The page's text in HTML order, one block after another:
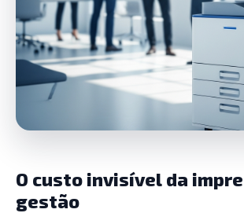
sua operação.
O custo invisível da
gestão